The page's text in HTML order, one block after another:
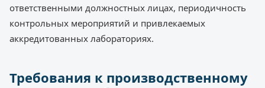
ответственными должностных лицах, периодичность
контрольных мероприятий и привлекаемых
аккредитованных лабораториях.
Требования к производственному